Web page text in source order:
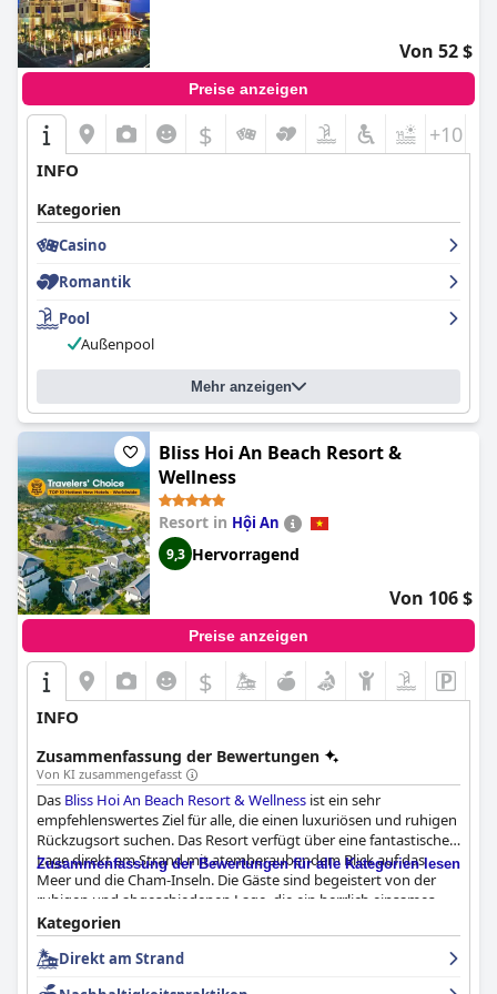
Von 52 $
Preise anzeigen
$ +10
INFO
Kategorien
Casino
Romantik
Pool
Außenpool
Mehr anzeigen
Bliss Hoi An Beach Resort &
Wellness
Resort in Hội An
9,3 Hervorragend
Von 106 $
Preise anzeigen
$
INFO
Zusammenfassung der Bewertungen
Von KI zusammengefasst
Das Bliss Hoi An Beach Resort & Wellness ist ein sehr
empfehlenswertes Ziel für alle, die einen luxuriösen und ruhigen
Rückzugsort suchen. Das Resort verfügt über eine fantastische
Lage direkt am Strand mit atemberaubendem Blick auf das
Meer und die Cham-Inseln. Die Gäste sind begeistert von der
ruhigen und abgeschiedenen Lage, die ein herrlich einsames
Stranderlebnis abseits des Trubels von Hoi An bietet. Das
Frühstück ist ein Erlebnis zum Sterben" mit einer wirklich guten"
Auswahl an vietnamesischen und internationalen Gerichten. Die
Zimmer sind privat, geräumig und sehr sauber und bieten einen
Zusammenfassung der Bewertungen für alle Kategorien lesen
Kategorien
Direkt am Strand